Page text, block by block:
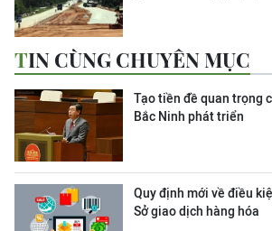
TIN CÙNG CHUYÊN MỤC
Tạo tiền đề quan trọng
Bắc Ninh phát triển
Quy định mới về điều
Sở giao dịch hàng hóa